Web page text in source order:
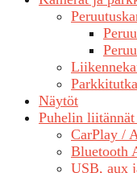
Näytöt
Puhelin
CarPlay /
Bluetooth
USB, aux